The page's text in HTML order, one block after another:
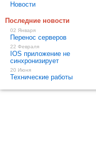
Новости
Последние новости
02 Января
Перенос серверов
22 Февраля
IOS приложение не
синхронизирует
20 Июня
Технические работы